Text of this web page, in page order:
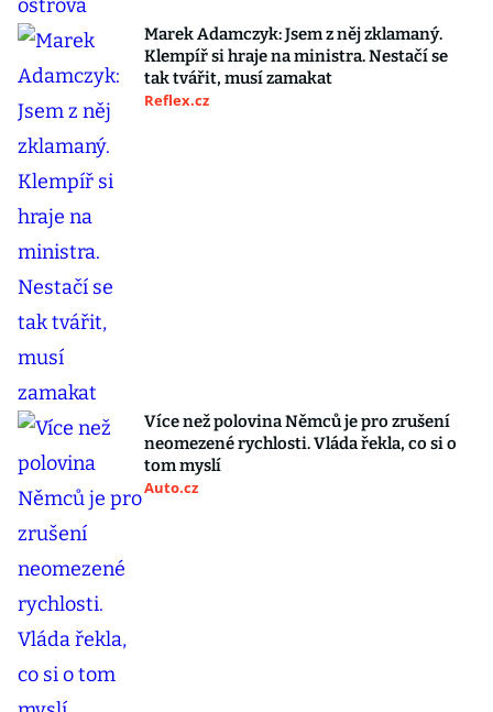
Marek Adamczyk: Jsem z něj zklamaný.
Klempíř si hraje na ministra. Nestačí se
tak tvářit, musí zamakat
Reflex.cz
Více než polovina Němců je pro zrušení
neomezené rychlosti. Vláda řekla, co si o
tom myslí
Auto.cz